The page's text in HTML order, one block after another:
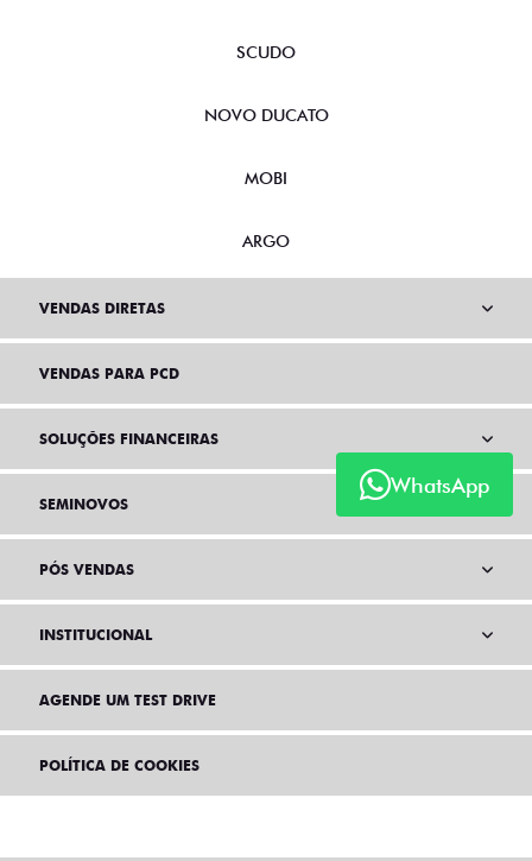
WhatsApp
SCUDO
NOVO DUCATO
MOBI
ARGO
VENDAS DIRETAS
VENDAS PARA PCD
SOLUÇÕES FINANCEIRAS
SEMINOVOS
PÓS VENDAS
INSTITUCIONAL
AGENDE UM TEST DRIVE
POLÍTICA DE COOKIES